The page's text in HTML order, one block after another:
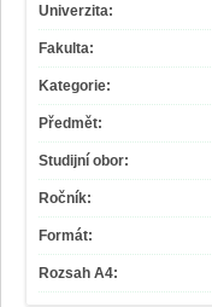
Univerzita:
Fakulta:
Kategorie:
Předmět:
Studijní obor:
Ročník:
Formát:
Rozsah A4: